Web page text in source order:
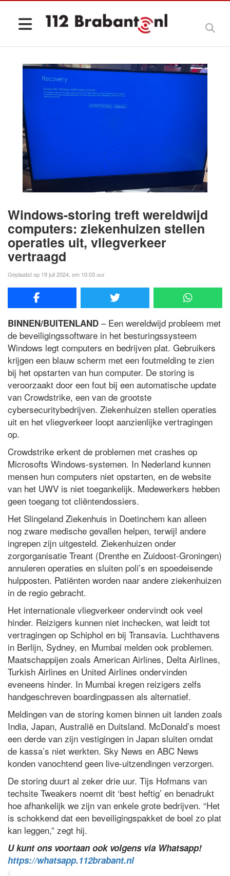
Windows-storing treft wereldwijd
computers: ziekenhuizen stellen
operaties uit, vliegverkeer
vertraagd
Geplaatst op 19 juli 2024, om 10:03 uur
BINNEN/BUITENLAND – Een wereldwijd probleem met
de beveiligingssoftware in het besturingssysteem
Windows legt computers en bedrijven plat. Gebruikers
krijgen een blauw scherm met een foutmelding te zien
bij het opstarten van hun computer. De storing is
veroorzaakt door een fout bij een automatische update
van Crowdstrike, een van de grootste
cybersecuritybedrijven. Ziekenhuizen stellen operaties
uit en het vliegverkeer loopt aanzienlijke vertragingen
op.
Crowdstrike erkent de problemen met crashes op
Microsofts Windows-systemen. In Nederland kunnen
mensen hun computers niet opstarten, en de website
van het UWV is niet toegankelijk. Medewerkers hebben
geen toegang tot cliëntendossiers.
Het Slingeland Ziekenhuis in Doetinchem kan alleen
nog zware medische gevallen helpen, terwijl andere
ingrepen zijn uitgesteld. Ziekenhuizen onder
zorgorganisatie Treant (Drenthe en Zuidoost-Groningen)
annuleren operaties en sluiten poli’s en spoedeisende
hulpposten. Patiënten worden naar andere ziekenhuizen
in de regio gebracht.
Het internationale vliegverkeer ondervindt ook veel
hinder. Reizigers kunnen niet inchecken, wat leidt tot
vertragingen op Schiphol en bij Transavia. Luchthavens
in Berlijn, Sydney, en Mumbai melden ook problemen.
Maatschappijen zoals American Airlines, Delta Airlines,
Turkish Airlines en United Airlines ondervinden
eveneens hinder. In Mumbai kregen reizigers zelfs
handgeschreven boardingpassen als alternatief.
Meldingen van de storing komen binnen uit landen zoals
India, Japan, Australië en Duitsland. McDonald’s moest
een derde van zijn vestigingen in Japan sluiten omdat
de kassa’s niet werkten. Sky News en ABC News
konden vanochtend geen live-uitzendingen verzorgen.
De storing duurt al zeker drie uur. Tijs Hofmans van
techsite Tweakers noemt dit ‘best heftig’ en benadrukt
hoe afhankelijk we zijn van enkele grote bedrijven. “Het
is schokkend dat een beveiligingspakket de boel zo plat
kan leggen,” zegt hij.
U kunt ons voortaan ook volgens via Whatsapp!
https://whatsapp.112brabant.nl